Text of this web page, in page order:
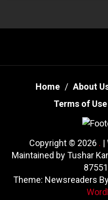
Home About
Terms of Use
Copyright © 2026 . |
Maintained by Tushar
Theme: Newsreaders